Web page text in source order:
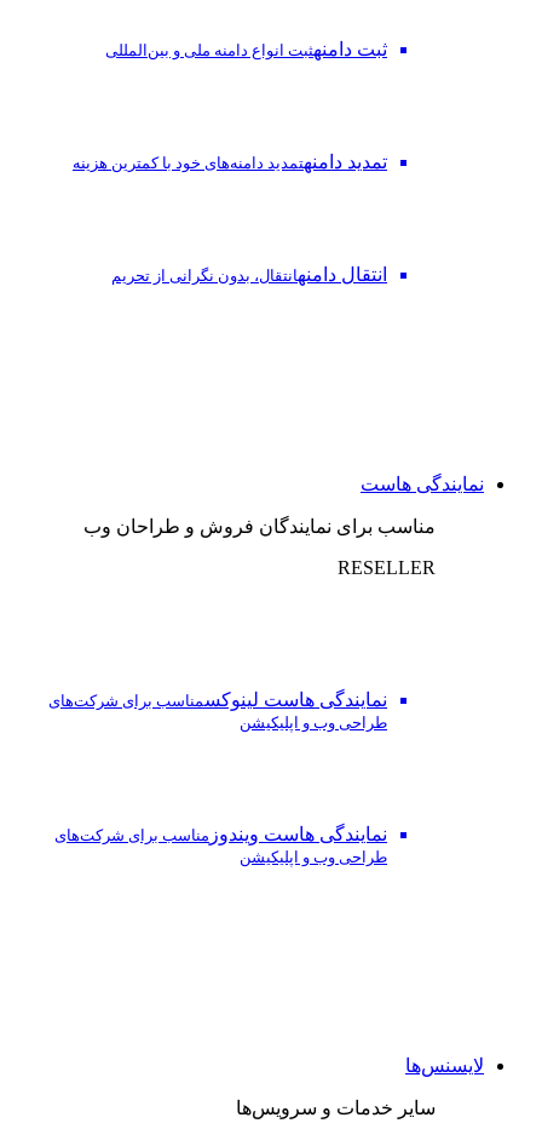
ثبت دامنهثبت انواع دامنه ملی و بین‌المللی
تمدید دامنهتمدید دامنه‌های خود با کمترین هزینه
انتقال دامنهانتقال، بدون نگرانی از تحریم
نمایندگی هاست
مناسب برای نمایندگان فروش و طراحان وب
RESELLER
نمایندگی هاست لینوکسمناسب برای شرکت‌های
طراحی وب و اپلیکیشن
نمایندگی هاست ویندوز مناسب برای شرکت‌های
طراحی وب و اپلیکیشن
لایسنس‌ها
سایر خدمات و سرویس‌ها